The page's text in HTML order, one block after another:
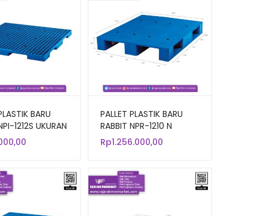
BARU
1212S UKURAN
CM
ONLY
PALLET PLASTIK BARU
RABBIT NPR-1210 N
UKURAN 120x100x16 CM
Rp1.256.000,00